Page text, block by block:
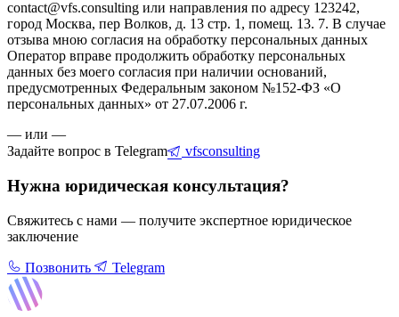
contact@vfs.consulting или направления по адресу 123242,
город Москва, пер Волков, д. 13 стр. 1, помещ. 13. 7. В случае
отзыва мною согласия на обработку персональных данных
Оператор вправе продолжить обработку персональных
данных без моего согласия при наличии оснований,
предусмотренных Федеральным законом №152-ФЗ «О
персональных данных» от 27.07.2006 г.
— или —
Задайте вопрос в Telegram
vfsconsulting
Нужна юридическая консультация?
Свяжитесь с нами — получите экспертное юридическое
заключение
Позвонить Telegram